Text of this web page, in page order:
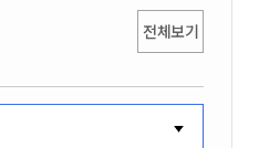
전체보기